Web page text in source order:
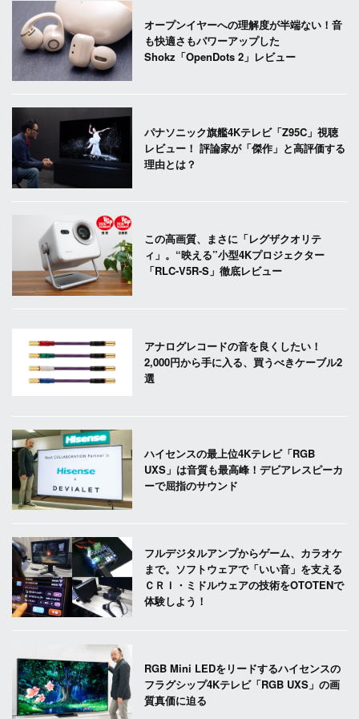
オープンイヤーへの理解度が半端ない！音
も快適さもパワーアップした
Shokz「OpenDots 2」レビュー
パナソニック旗艦4Kテレビ「Z95C」視聴
レビュー！ 評論家が「傑作」と高評価する
理由とは？
この高画質、まさに「レグザクオリテ
ィ」。“映える”小型4Kプロジェクター
「RLC-V5R-S」徹底レビュー
アナログレコードの音を良くしたい！
2,000円から手に入る、買うべきケーブル2
選
ハイセンスの最上位4Kテレビ「RGB
UXS」は音質も最高峰！デビアレスピーカ
ーで屈指のサウンド
フルデジタルアンプからゲーム、カラオケ
まで。ソフトウェアで「いい音」を支える
ＣＲＩ・ミドルウェアの技術をOTOTENで
体験しよう！
RGB Mini LEDをリードするハイセンスの
フラグシップ4Kテレビ「RGB UXS」の画
質真価に迫る